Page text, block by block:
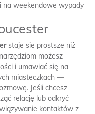
na weekendowe wypady
staje się prostsze niż
możesz
i umawiać się na
miasteczkach —
Jeśli chcesz
relację lub odkryć
kontaktów z